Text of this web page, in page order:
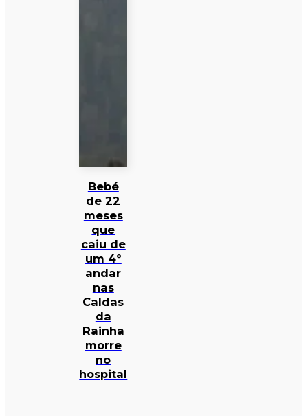
Bebé
de 22
meses
que
caiu de
um 4º
andar
nas
Caldas
da
Rainha
morre
no
hospital